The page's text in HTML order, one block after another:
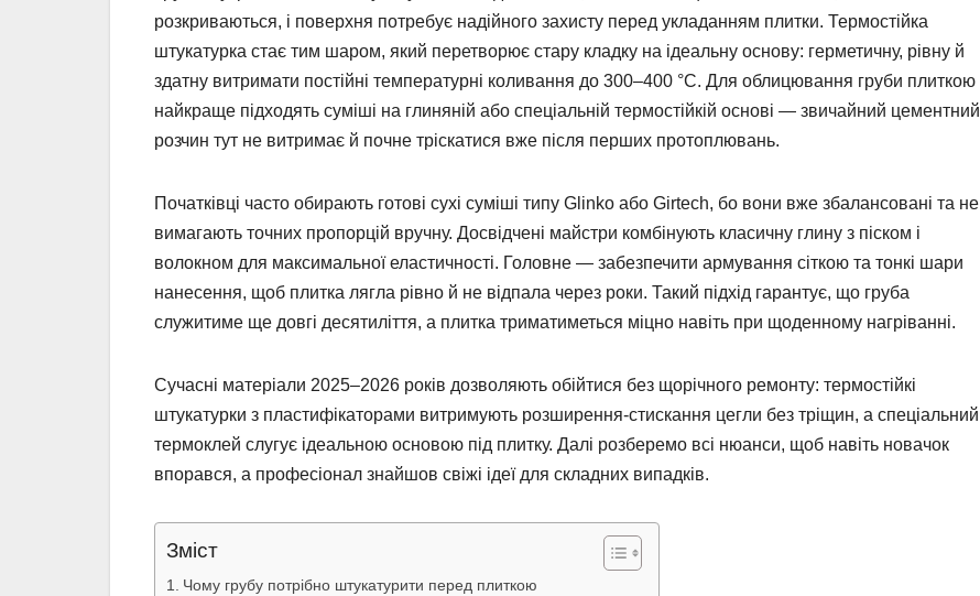
розкриваються, і поверхня потребує надійного захисту перед укладанням плитки. Термостійка
штукатурка стає тим шаром, який перетворює стару кладку на ідеальну основу: герметичну, рівну й
здатну витримати постійні температурні коливання до 300–400 °C. Для облицювання груби плиткою
найкраще підходять суміші на глиняній або спеціальній термостійкій основі — звичайний цементний
розчин тут не витримає й почне тріскатися вже після перших протоплювань.
Початківці часто обирають готові сухі суміші типу Glinko або Girtech, бо вони вже збалансовані та не
вимагають точних пропорцій вручну. Досвідчені майстри комбінують класичну глину з піском і
волокном для максимальної еластичності. Головне — забезпечити армування сіткою та тонкі шари
нанесення, щоб плитка лягла рівно й не відпала через роки. Такий підхід гарантує, що груба
служитиме ще довгі десятиліття, а плитка триматиметься міцно навіть при щоденному нагріванні.
Сучасні матеріали 2025–2026 років дозволяють обійтися без щорічного ремонту: термостійкі
штукатурки з пластифікаторами витримують розширення-стискання цегли без тріщин, а спеціальний
термоклей слугує ідеальною основою під плитку. Далі розберемо всі нюанси, щоб навіть новачок
впорався, а професіонал знайшов свіжі ідеї для складних випадків.
Зміст
Чому грубу потрібно штукатурити перед плиткою